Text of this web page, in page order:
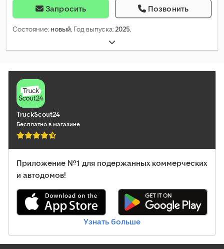
Запросить Позвонить
Состояние: новый, Год выпуска:2025,
TruckScout24
Бесплатно в магазине
Приложение №1 для подержанных коммерческих
и автодомов!
Узнать больше